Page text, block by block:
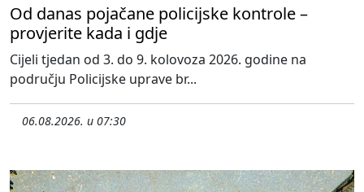
Od danas pojačane policijske kontrole –
provjerite kada i gdje
Cijeli tjedan od 3. do 9. kolovoza 2026. godine na
području Policijske uprave br...
06.08.2026. u 07:30